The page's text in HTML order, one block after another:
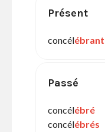
Présent
concélébrant
Passé
concélébré
concélébrés